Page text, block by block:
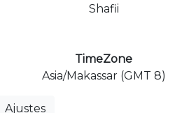
Shafii
TimeZone
Asia/Makassar (GMT 8)
Ajustes